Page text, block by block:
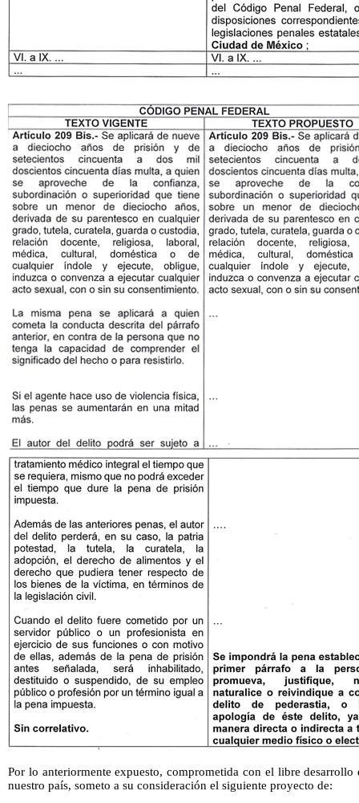
Por lo anteriormente expuesto, comprometida con el libre desarrollo
nuestro país, someto a su consideración el siguiente proyecto de: